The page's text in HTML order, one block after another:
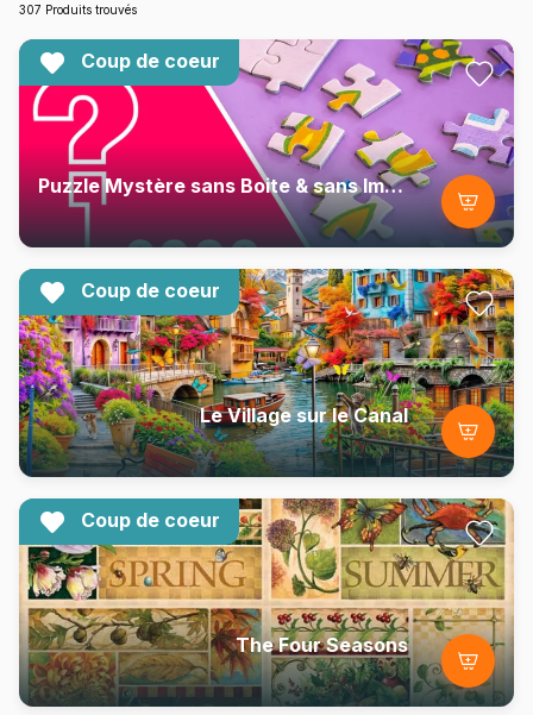
307 Produits trouvés
Coup de coeur
Puzzle Mystère sans Boite & sans Image - Sachet de 2000 Pièces
Coup de coeur
Le Village sur le Canal
Coup de coeur
The Four Seasons